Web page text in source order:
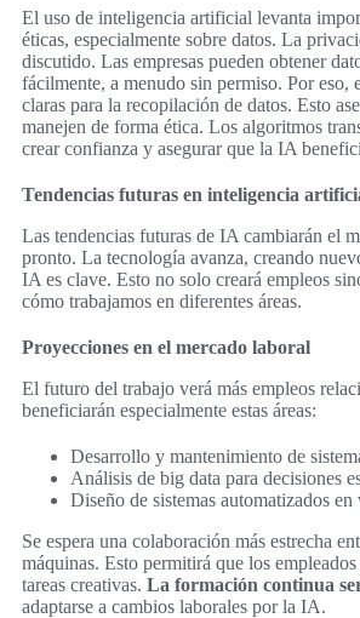
El uso de inteligencia artificial levanta
éticas, especialmente sobre datos. La
discutido. Las empresas pueden obtener
fácilmente, a menudo sin permiso. Por eso,
claras para la recopilación de datos. Esto
manejen de forma ética. Los algoritmos
crear confianza y asegurar que la IA
Tendencias futuras en inteligencia
Las tendencias futuras de IA cambiarán el
pronto. La tecnología avanza, creando
IA es clave. Esto no solo creará empleos
cómo trabajamos en diferentes áreas.
Proyecciones en el mercado laboral
El futuro del trabajo verá más empleos
beneficiarán especialmente estas áreas:
Desarrollo y mantenimiento de
Análisis de big data para decisiones
Diseño de sistemas automatizados en
Se espera una colaboración más estrecha
máquinas. Esto permitirá que los
tareas creativas. La formación continua
adaptarse a cambios laborales por la IA.